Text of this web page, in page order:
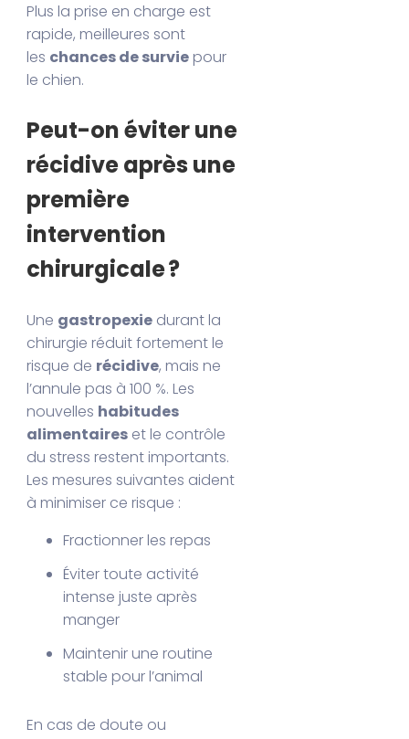
Plus la prise en charge est
rapide, meilleures sont
les chances de survie pour
le chien.
Peut-on éviter une
récidive après une
première
intervention
chirurgicale ?
Une gastropexie durant la
chirurgie réduit fortement le
risque de récidive, mais ne
l’annule pas à 100 %. Les
nouvelles habitudes
alimentaires et le contrôle
du stress restent importants.
Les mesures suivantes aident
à minimiser ce risque :
Fractionner les repas
Éviter toute activité
intense juste après
manger
Maintenir une routine
stable pour l’animal
En cas de doute ou